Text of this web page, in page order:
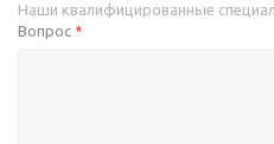
Наши квалифицированные
Вопрос *